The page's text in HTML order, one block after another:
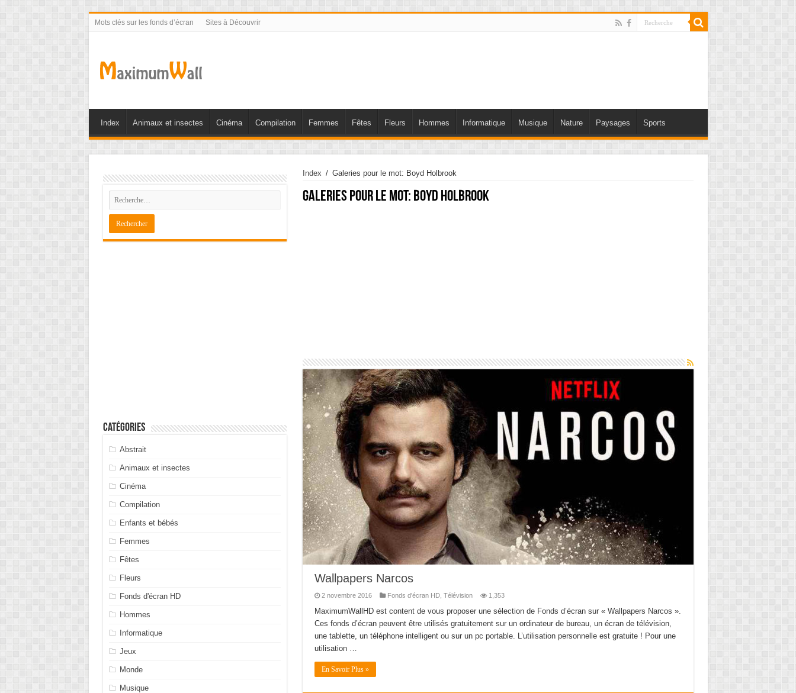
Mots clés sur les fonds d’écran Sites à Découvrir
Index Animaux et insectes Cinéma Compilation Femmes Fêtes Fleurs Hommes Informatique Musique Nature Paysages Sports
Index / Galeries pour le mot: Boyd Holbrook
Galeries pour le mot: Boyd Holbrook
Wallpapers Narcos
2 novembre 2016 Fonds d'écran HD, Télévision 1,353
MaximumWallHD est content de vous proposer une sélection de Fonds d’écran sur « Wallpapers Narcos ».
Ces fonds d’écran peuvent être utilisés gratuitement sur un ordinateur de bureau, un écran de télévision,
une tablette, un téléphone intelligent ou sur un pc portable. L’utilisation personnelle est gratuite ! Pour une
utilisation …
En Savoir Plus »
Catégories
Abstrait
Animaux et insectes
Cinéma
Compilation
Enfants et bébés
Femmes
Fêtes
Fleurs
Fonds d'écran HD
Hommes
Informatique
Jeux
Monde
Musique